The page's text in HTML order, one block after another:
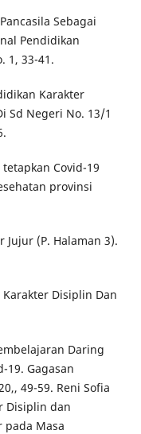
Sebagai
Pendidikan
1, 33-41.
Karakter
Sd Negeri No. 13/1
Covid-19
provinsi
Jujur (P. Halaman 3).
Karakter Disiplin Dan
Daring
19. Gagasan
49-59. Reni Sofia
Disiplin dan
pada Masa